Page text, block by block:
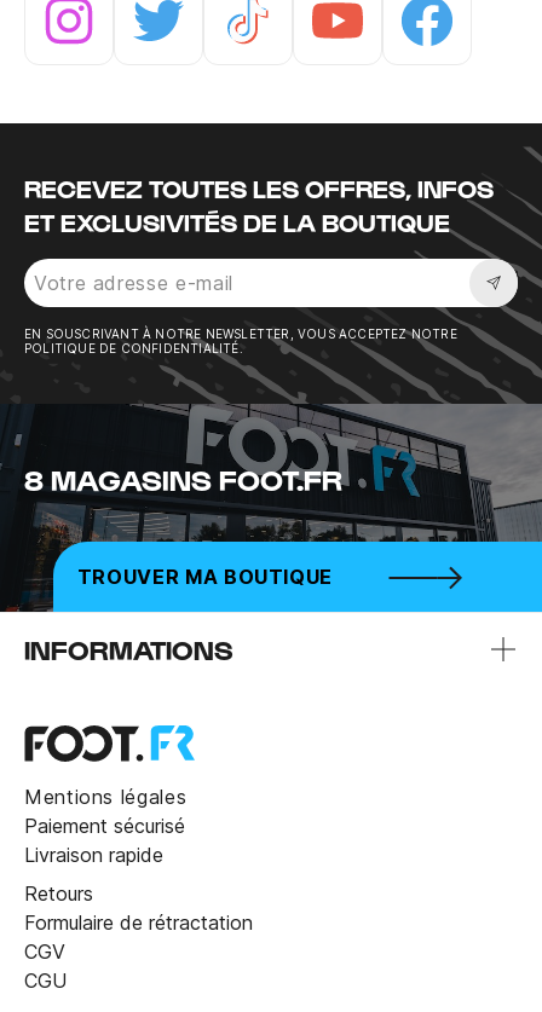
RECEVEZ TOUTES LES OFFRES, INFOS
ET EXCLUSIVITÉS DE LA BOUTIQUE
EN SOUSCRIVANT À NOTRE NEWSLETTER, VOUS ACCEPTEZ NOTRE
POLITIQUE DE CONFIDENTIALITÉ.
8 MAGASINS FOOT.FR
TROUVER MA BOUTIQUE
INFORMATIONS
Mentions légales
Paiement sécurisé
Livraison rapide
Retours
Formulaire de rétractation
CGV
CGU